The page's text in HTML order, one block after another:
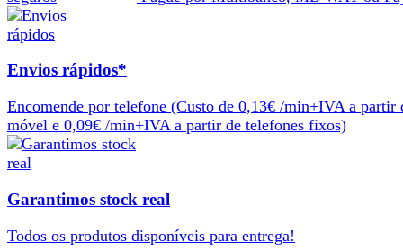
Envios rápidos*
Encomende por telefone (Custo de 0,13€ /min+IVA a partir
móvel e 0,09€ /min+IVA a partir de telefones fixos)
Garantimos stock real
Todos os produtos disponíveis para entrega!